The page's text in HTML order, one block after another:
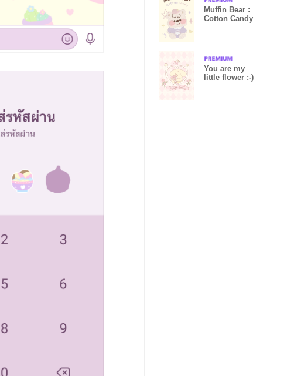
Muffin Bear :
Cotton Candy
You are my
little flower :-)